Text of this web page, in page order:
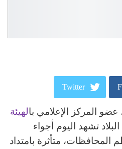
Twitter
ReddIt
عضو المركز الإعلامي بالهيئة
تشهد اليوم أجواء
متأثرة بامتداد